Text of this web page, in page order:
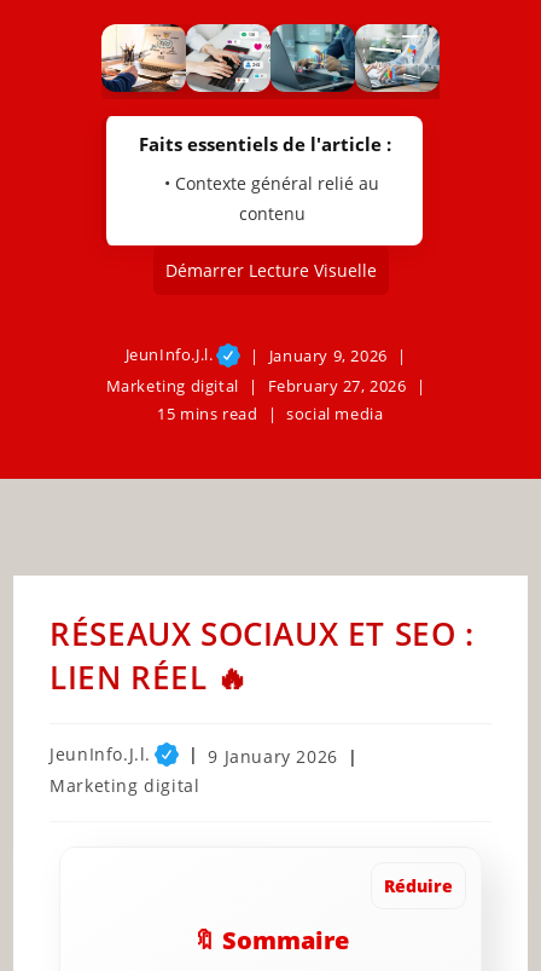
Faits essentiels de l'article :
• Contexte général relié au
contenu
Démarrer Lecture Visuelle
JeunInfo.J.l.
January 9, 2026
Marketing digital
February 27, 2026
15 mins read
social media
RÉSEAUX SOCIAUX ET SEO :
LIEN RÉEL 🔥
Post
author:
JeunInfo.J.l.
Post
9 January 2026
Post
Marketing digital
Réduire
🔖 Sommaire